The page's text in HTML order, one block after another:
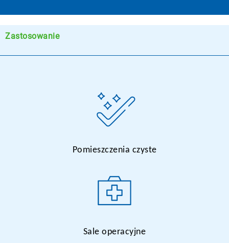
Zastosowanie
Pomieszczenia czyste
Sale operacyjne